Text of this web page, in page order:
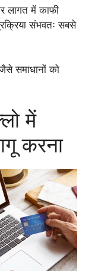
लागत में काफी
संभवतः सबसे
समाधानों को
में
करना